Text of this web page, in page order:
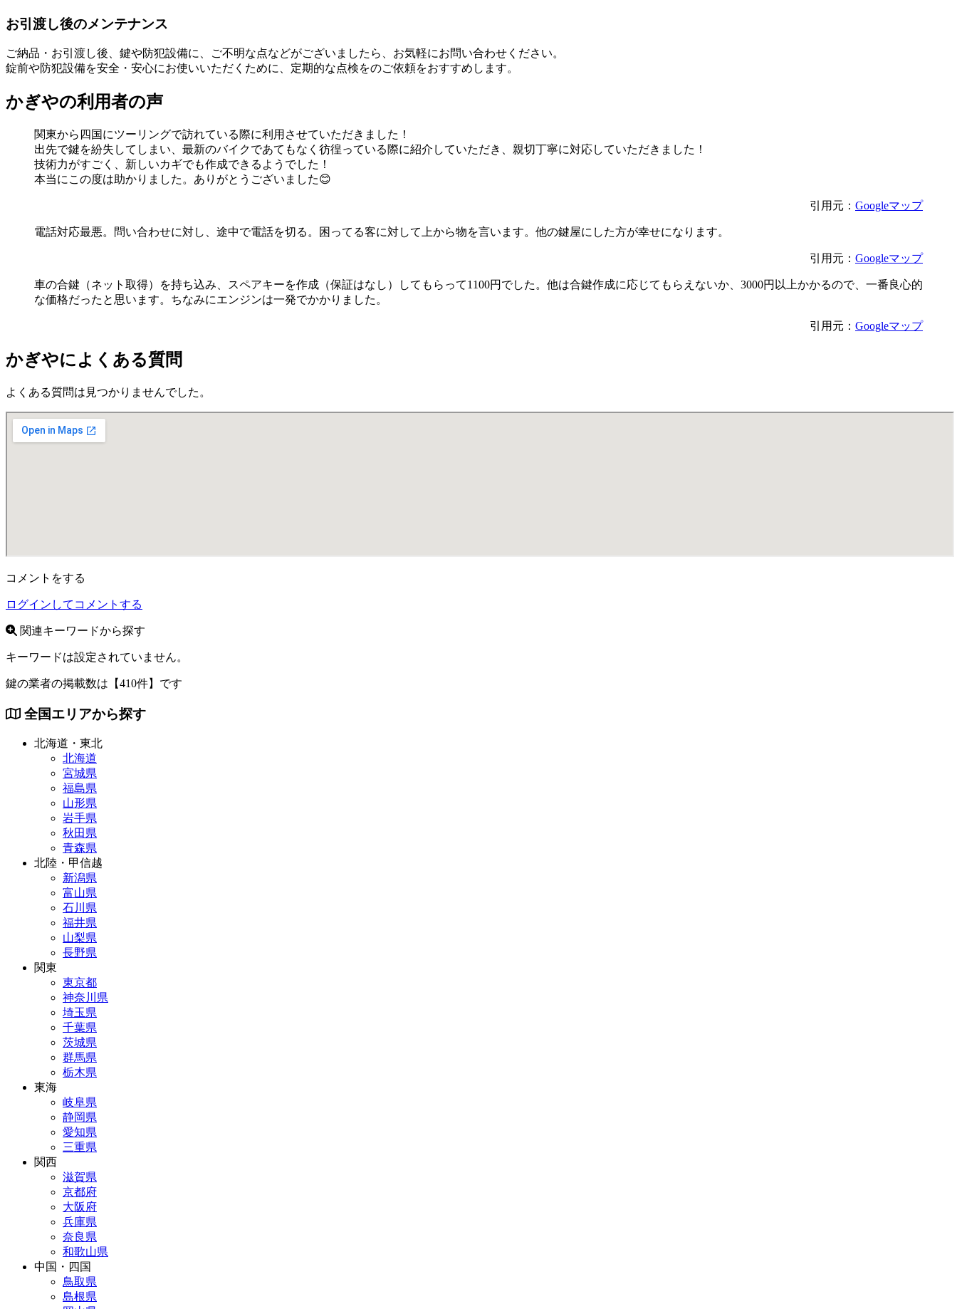
お引渡し後のメンテナンス
ご納品・お引渡し後、鍵や防犯設備に、ご不明な点などがございましたら、お気軽にお問い合わせください。
錠前や防犯設備を安全・安心にお使いいただくために、定期的な点検をのご依頼をおすすめします。
かぎやの利用者の声
関東から四国にツーリングで訪れている際に利用させていただきました！
出先で鍵を紛失してしまい、最新のバイクであてもなく彷徨っている際に紹介していただき、親切丁寧に対応していただきました！
技術力がすごく、新しいカギでも作成できるようでした！
本当にこの度は助かりました。ありがとうございました😊
引用元： Googleマップ
電話対応最悪。問い合わせに対し、途中で電話を切る。困ってる客に対して上から物を言います。他の鍵屋にした方が幸せになります。
引用元： Googleマップ
車の合鍵（ネット取得）を持ち込み、スペアキーを作成（保証はなし）してもらって1100円でした。他は合鍵作成に応じてもらえないか、3000円以上かかるので、一番良心的
な価格だったと思います。ちなみにエンジンは一発でかかりました。
引用元： Googleマップ
かぎやによくある質問
よくある質問は見つかりませんでした。
コメントをする
ログインしてコメントする
関連キーワードから探す
キーワードは設定されていません。
鍵の業者の掲載数は 【410件】 です
全国エリアから探す
北海道・東北
北海道
宮城県
福島県
山形県
岩手県
秋田県
青森県
北陸・甲信越
新潟県
富山県
石川県
福井県
山梨県
長野県
関東
東京都
神奈川県
埼玉県
千葉県
茨城県
群馬県
栃木県
東海
岐阜県
静岡県
愛知県
三重県
関西
滋賀県
京都府
大阪府
兵庫県
奈良県
和歌山県
中国・四国
鳥取県
島根県